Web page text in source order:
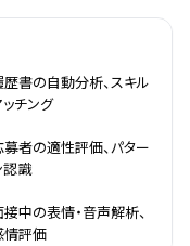
歴書の自動分析、スキル
チング
募者の適性評価、パター
認識
接中の表情・音声解析、
情評価